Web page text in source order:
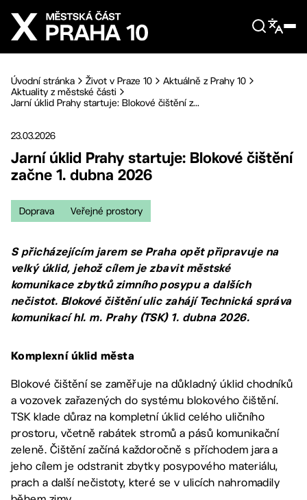
Přejít na hlavní obsah
Úvodní stránka Život v Praze 10
Aktuálně z Prahy 10
Aktuality z městské části
Jarní úklid Prahy startuje: Blokové čištění z...
23.03.2026
Jarní úklid Prahy startuje: Blokové čištění
začne 1. dubna 2026
Doprava Veřejné prostory
S přicházejícím jarem se Praha opět připravuje na
velký úklid, jehož cílem je zbavit městské
komunikace zbytků zimního posypu a dalších
nečistot. Blokové čištění ulic zahájí Technická správa
komunikací hl. m. Prahy (TSK) 1. dubna 2026.
Komplexní úklid města
Blokové čištění se zaměřuje na důkladný úklid chodníků
a vozovek zařazených do systému blokového čištění.
TSK klade důraz na kompletní úklid celého uličního
prostoru, včetně rabátek stromů a pásů komunikační
zeleně. Čištění začíná každoročně s příchodem jara a
jeho cílem je odstranit zbytky posypového materiálu,
prach a další nečistoty, které se v ulicích nahromadily